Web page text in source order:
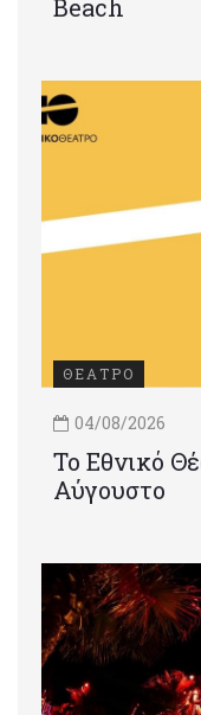
Beach
ΘΕΑΤΡΟ
04/08/2026
Το Εθνικό
Αύγουστο